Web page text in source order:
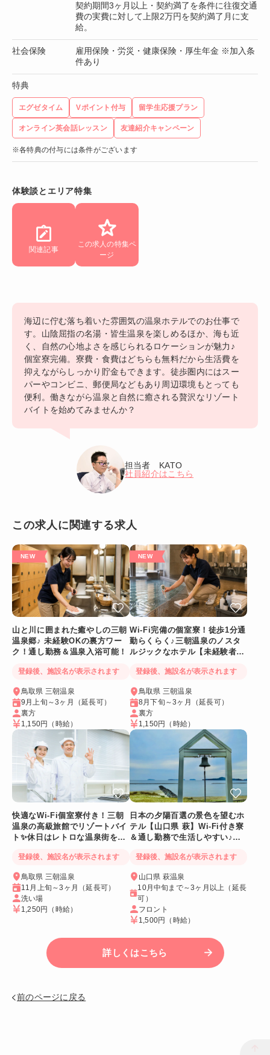
契約期間3ヶ月以上・契約満了を条件に往復交通
費の実費に対して上限2万円を契約満了月に支
給。
社会保険
雇用保険・労災・健康保険・厚生年金 ※加入条
件あり
特典
エグゼタイム Vポイント付与 留学生応援プラン
オンライン英会話レッスン 友達紹介キャンペーン
※各特典の付与には条件がございます
体験談とエリア特集
関連記事
この求人の特集ペ
ージ
海辺に佇む落ち着いた雰囲気の温泉ホテルでのお仕事で
す。山陰屈指の名湯・皆生温泉を楽しめるほか、海も近
く、自然の心地よさを感じられるロケーションが魅力♪
個室寮完備。寮費・食費はどちらも無料だから生活費を
抑えながらしっかり貯金もできます。徒歩圏内にはスー
パーやコンビニ、郵便局などもあり周辺環境もとっても
便利。働きながら温泉と自然に癒される贅沢なリゾート
バイトを始めてみませんか？
担当者 KATO
社員紹介はこちら
この求人に関連する求人
山と川に囲まれた癒やしの三朝
温泉郷♪ 未経験OKの裏方ワー
ク！通し勤務＆温泉入浴可能！
登録後、施設名が表示されます
鳥取県 三朝温泉
9月上旬～3ヶ月（延長可）
裏方
1,150円
（時給）
Wi-Fi完備の個室寮！徒歩1分通
勤らくらく♪三朝温泉のノスタ
ルジックなホテル【未経験者
登録後、施設名が表示されます
鳥取県 三朝温泉
8月下旬～3ヶ月（延長可）
裏方
1,150円
（時給）
快適なWi-Fi個室寮付き！三朝
温泉の高級旅館でリゾートバイ
ト✨休日はレトロな温泉街をの
登録後、施設名が表示されます
鳥取県 三朝温泉
11月上旬～3ヶ月（延長可）
洗い場
1,250円 （時給）
日本の夕陽百選の景色を望むホ
テル【山口県 萩】Wi-Fi付き寮
＆通し勤務で生活しやすい♪絶
登録後、施設名が表示されます
山口県 萩温泉
10月中旬まで～3ヶ月以上（延長
可）
フロント
1,500円 （時給）
詳しくはこちら
前のページに戻る